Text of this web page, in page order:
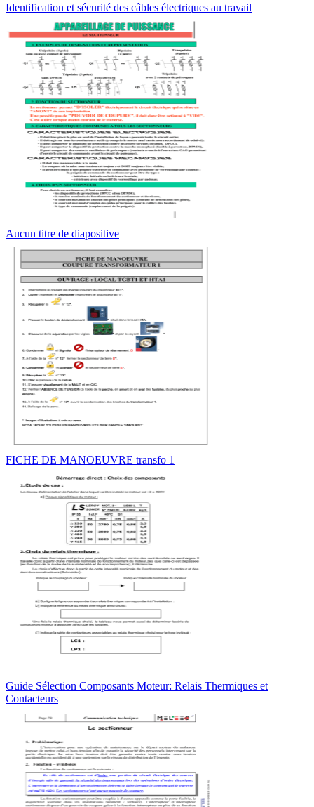
Identification et sécurité des câbles électriques au travail
Aucun titre de diapositive
FICHE DE MANOEUVRE transfo 1
Guide Sélection Composants Moteur: Relais Thermiques et
Contacteurs